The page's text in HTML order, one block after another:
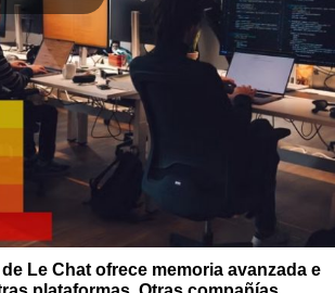
Le Chat ofrece memoria avanzada e